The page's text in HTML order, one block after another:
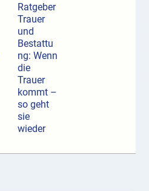
Ratgeber
Trauer
und
Bestattu
ng: Wenn
die
Trauer
kommt –
so geht
sie
wieder